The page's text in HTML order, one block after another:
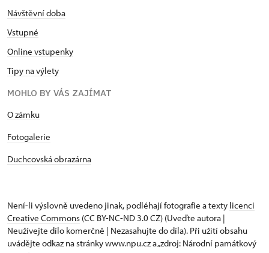
Návštěvní doba
Vstupné
Online vstupenky
Tipy na výlety
MOHLO BY VÁS ZAJÍMAT
O zámku
Fotogalerie
Duchcovská obrazárna
Není-li výslovně uvedeno jinak, podléhají fotografie a texty licenci
Creative Commons (CC BY-NC-ND 3.0 CZ) (Uveďte autora |
Neužívejte dílo komerčně | Nezasahujte do díla). Při užití obsahu
uvádějte odkaz na stránky www.npu.cz a „zdroj: Národní památkový